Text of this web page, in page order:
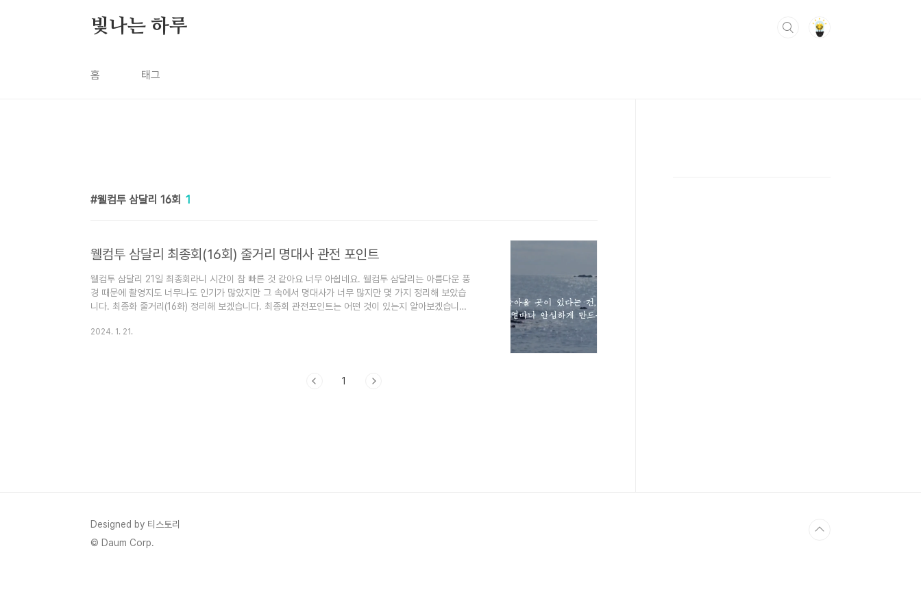
빛나는 하루
홈 태그
웰컴투 삼달리 16회 1
웰컴투 삼달리 최종회(16회) 줄거리 명대사 관전 포인트
웰컴투 삼달리 21일 최종회라니 시간이 참 빠른 것 같아요 너무 아쉽네요. 웰컴투 삼달리는 아름다운 풍
경 때문에 촬영지도 너무나도 인기가 많았지만 그 속에서 명대사가 너무 많지만 몇 가지 정리해 보았습
니다. 최종화 줄거리(16화) 정리해 보겠습니다. 최종회 관전포인트는 어떤 것이 있는지 알아보겠습니다.
상속자들 이후로 10년 만에 박신혜와 박형식의 만남으로 기대가 되는 작품인데요. 닥터슬럼프는 16부
2024. 1. 21.
1
Designed by 티스토리
© Daum Corp.